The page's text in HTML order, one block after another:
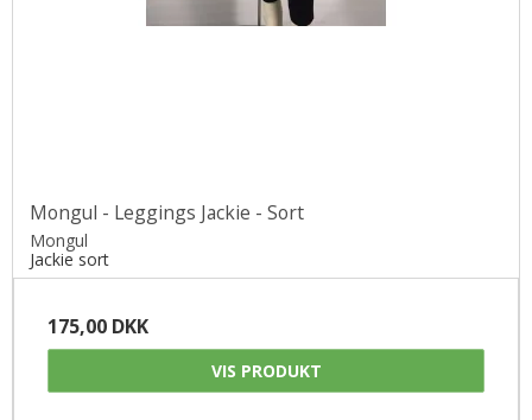
Mongul - Leggings Jackie - Sort
Mongul
Jackie sort
175,00 DKK
VIS PRODUKT